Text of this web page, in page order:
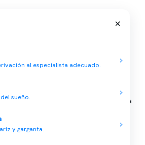
5488, Patio Inglés, piso -1, local 003
Bello 2337, local 2
o examen del sueño de forma rápida
×
al especialista adecuado.
sueño.
y garganta.